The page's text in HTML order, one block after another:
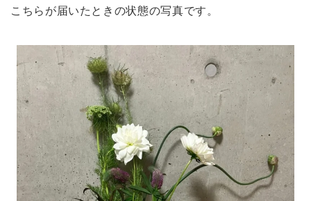
こちらが届いたときの状態の写真です。